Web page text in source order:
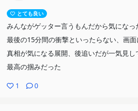
とても良い
みんながゲッター言うもんだから気にな
最後の15分間の衝撃といったらない、画
真相が気になる展開、後追いだが一気見
最高の掴みだった
1 0